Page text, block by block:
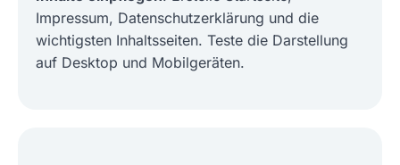
Impressum, Datenschutzerklärung und die
wichtigsten Inhaltsseiten. Teste die Darstellung
auf Desktop und Mobilgeräten.